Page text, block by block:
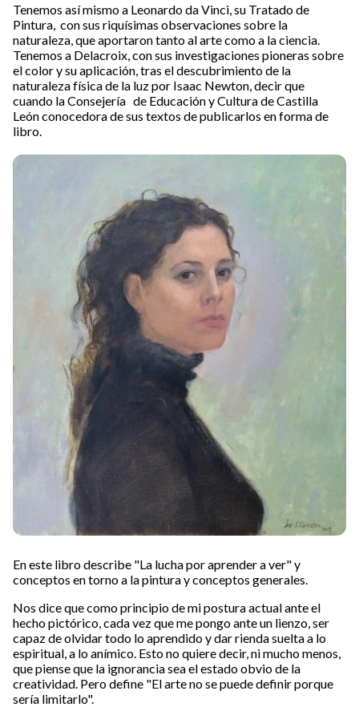
Tenemos así mismo a Leonardo da Vinci, su Tratado de
Pintura, con sus riquísimas observaciones sobre la
naturaleza, que aportaron tanto al arte como a la ciencia.
Tenemos a Delacroix, con sus investigaciones pioneras sobre
el color y su aplicación, tras el descubrimiento de la
naturaleza física de la luz por Isaac Newton, decir que
cuando la Consejería de Educación y Cultura de Castilla
León conocedora de sus textos de publicarlos en forma de
libro.
En este libro describe "La lucha por aprender a ver" y
conceptos en torno a la pintura y conceptos generales.
Nos dice que como principio de mi postura actual ante el
hecho pictórico, cada vez que me pongo ante un lienzo, ser
capaz de olvidar todo lo aprendido y dar rienda suelta a lo
espiritual, a lo anímico. Esto no quiere decir, ni mucho menos,
que piense que la ignorancia sea el estado obvio de la
creatividad. Pero define "El arte no se puede definir porque
sería limitarlo".